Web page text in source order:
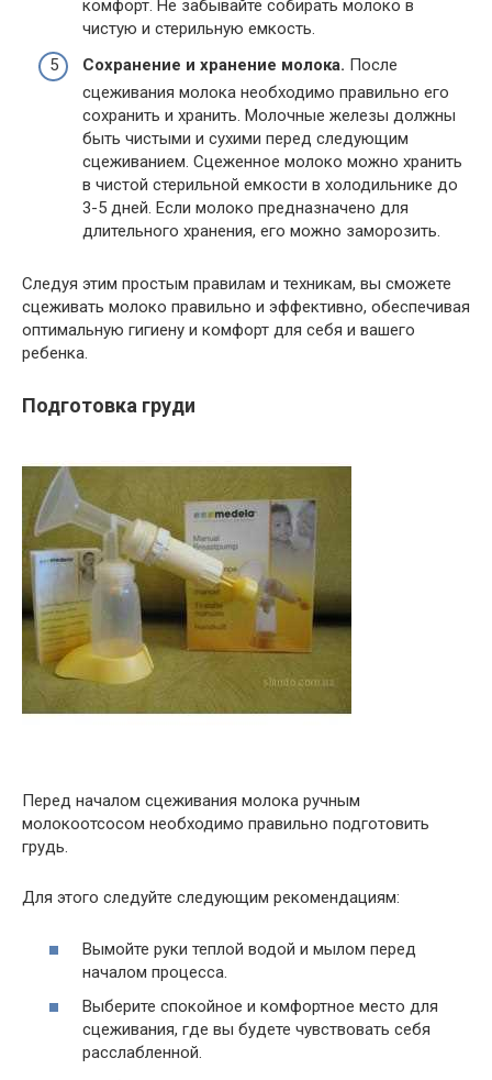
комфорт. Не забывайте собирать молоко в
чистую и стерильную емкость.
Сохранение и хранение молока. После
сцеживания молока необходимо правильно его
сохранить и хранить. Молочные железы должны
быть чистыми и сухими перед следующим
сцеживанием. Сцеженное молоко можно хранить
в чистой стерильной емкости в холодильнике до
3-5 дней. Если молоко предназначено для
длительного хранения, его можно заморозить.
Следуя этим простым правилам и техникам, вы сможете
сцеживать молоко правильно и эффективно, обеспечивая
оптимальную гигиену и комфорт для себя и вашего
ребенка.
Подготовка груди
Перед началом сцеживания молока ручным
молокоотсосом необходимо правильно подготовить
грудь.
Для этого следуйте следующим рекомендациям:
Вымойте руки теплой водой и мылом перед
началом процесса.
Выберите спокойное и комфортное место для
сцеживания, где вы будете чувствовать себя
расслабленной.